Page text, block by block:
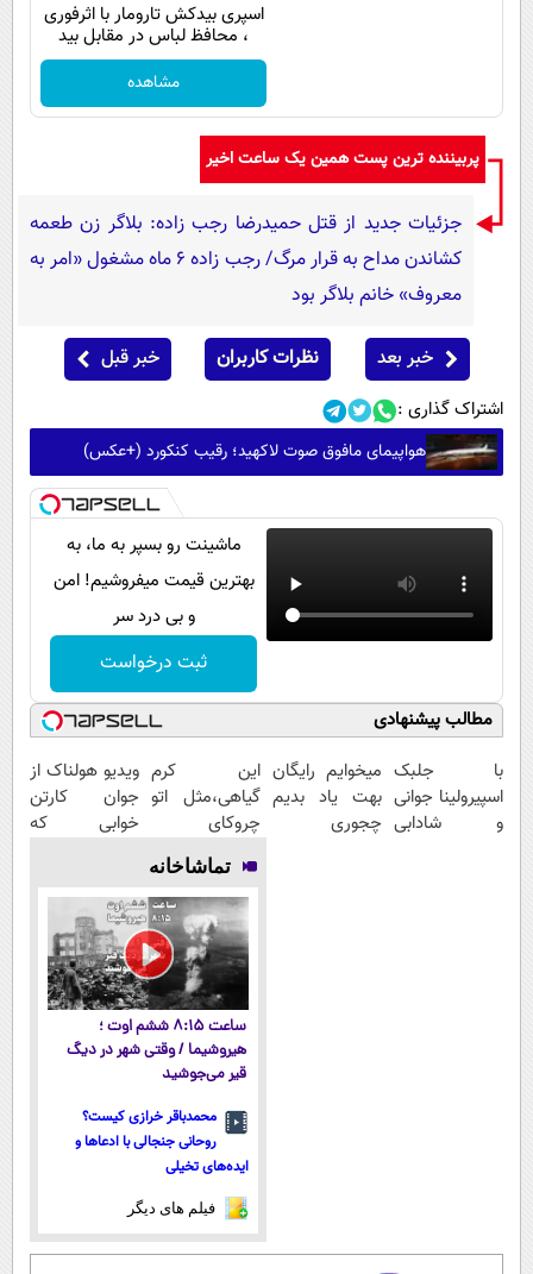
اسپری بیدکش تارومار با اثرفوری
، محافظ لباس در مقابل بید
مشاهده
پربیننده ترین پست همین یک ساعت اخیر
جزئیات جدید از قتل حمیدرضا رجب زاده: بلاگر زن طعمه
کشاندن مداح به قرار مرگ/ رجب زاده 6 ماه مشغول «امر به
معروف» خانم بلاگر بود
خبر بعد نظرات کاربران خبر قبل
اشتراک گذاری :
هواپیمای مافوق صوت لاکهید؛ رقیب کنکورد (+عکس)
ماشینت رو بسپر به ما، به
بهترین قیمت میفروشیم! امن
و بی درد سر
ثبت درخواست
مطالب پیشنهادی
با جلبک
اسپیرولینا جوانی
و شادابی
میخوایم رایگان
بهت یاد بدیم
چجوری
این کرم
گیاهی،مثل اتو
چروکای
پوستتوصاف
میکنه!50%تخفیف
ویدیو هولناک از
جوان کارتن
خوابی که
تماشاخانه
ساعت ۸:۱۵ ششم اوت ؛
هیروشیما / وقتی شهر در دیگ
قیر می‌جوشید
محمدباقر خرازی کیست؟
روحانی جنجالی با ادعاها و
ایده‌های تخیلی
فیلم های دیگر